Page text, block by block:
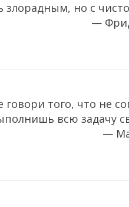
злорадным, но с
—
того, что не
всю задачу
—